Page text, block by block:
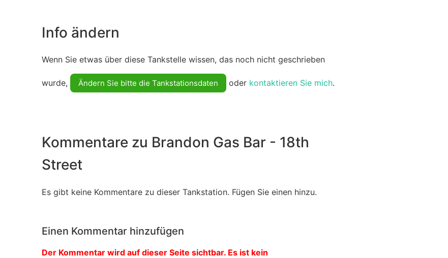
Info ändern
Wenn Sie etwas über diese Tankstelle wissen, das noch nicht geschrieben
wurde, Ändern Sie bitte die Tankstationsdaten oder kontaktieren Sie mich.
Kommentare zu Brandon Gas Bar - 18th
Street
Es gibt keine Kommentare zu dieser Tankstation. Fügen Sie einen hinzu.
Einen Kommentar hinzufügen
Der Kommentar wird auf dieser Seite sichtbar. Es ist kein